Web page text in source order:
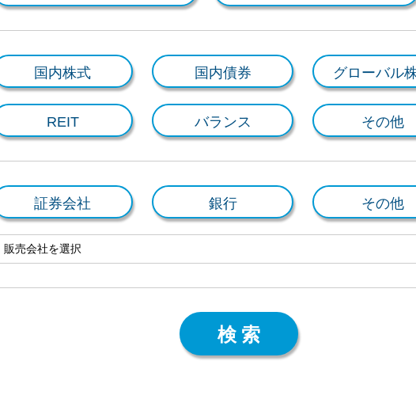
国内株式 国内債券 グローバル
REIT バランス その他
証券会社 銀行 その他
検索